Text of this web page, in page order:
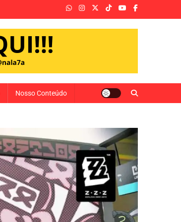
Nosso Conteúdo